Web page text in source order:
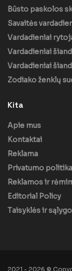
Būsto paskolos
Savaitės
Vardadieniai
Vardadieniai
Vardadieniai
Zodiako ženklų
Kita
Apie mus
Kontaktai
Reklama
Privatumo politika
Reklamos ir
Editorial Policy
Taisyklės ir
2021 - 2026 ©